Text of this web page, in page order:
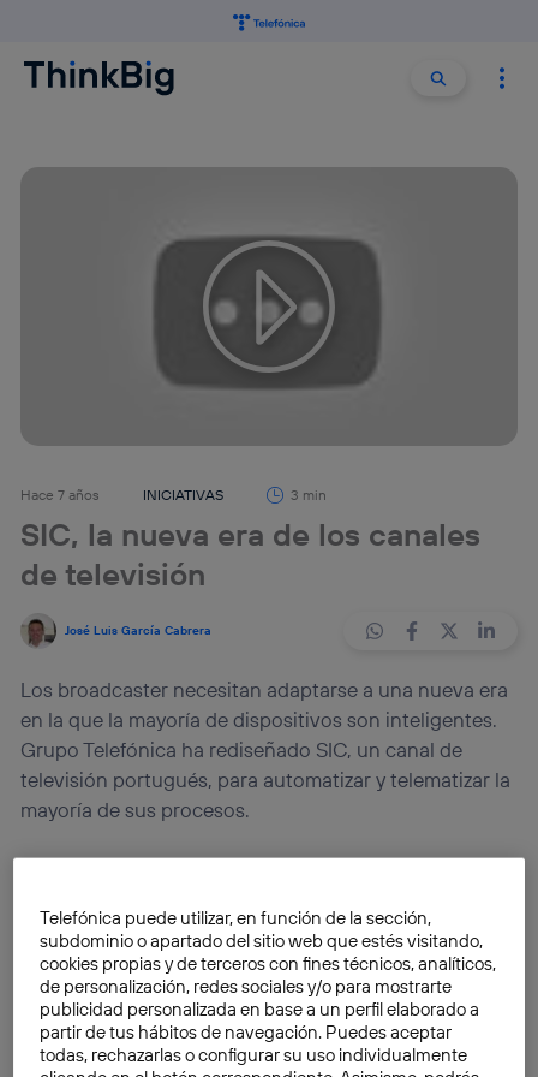
Buscar
Hace 7 años INICIATIVAS 3 min
SIC, la nueva era de los canales
de televisión
José Luis García Cabrera
Los broadcaster necesitan adaptarse a una nueva era
en la que la mayoría de dispositivos son inteligentes.
Grupo Telefónica ha rediseñado SIC, un canal de
televisión portugués, para automatizar y telematizar la
mayoría de sus procesos.
de la televisión portuguesa, y más conocido como
SIC, se ha actualizado. Coincidiendo con el traslado
de su sede, el canal ha aprovechado para llevar a cabo
la renovación de sus sistemas de producción.TSA
laempresa delGrupo Telefónicaespecializada en
Telefónica puede utilizar, en función de la sección,
subdominio o apartado del sitio web que estés visitando,
cookies propias y de terceros con fines técnicos, analíticos,
de personalización, redes sociales y/o para mostrarte
publicidad personalizada en base a un perfil elaborado a
partir de tus hábitos de navegación. Puedes aceptar
todas, rechazarlas o configurar su uso individualmente